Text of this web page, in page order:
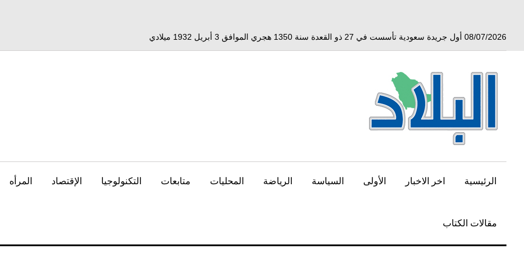
08/07/2026 أول جريدة سعودية تأسست في 27 ذو القعدة سنة 1350 هجري الموافق 3 أبريل 1932 ميلادي
الرئيسية اخر الاخبار الأولى السياسة الرياضة المحليات متابعات التكنولوجيا الإقتصاد المرأه
مقالات الكتاب